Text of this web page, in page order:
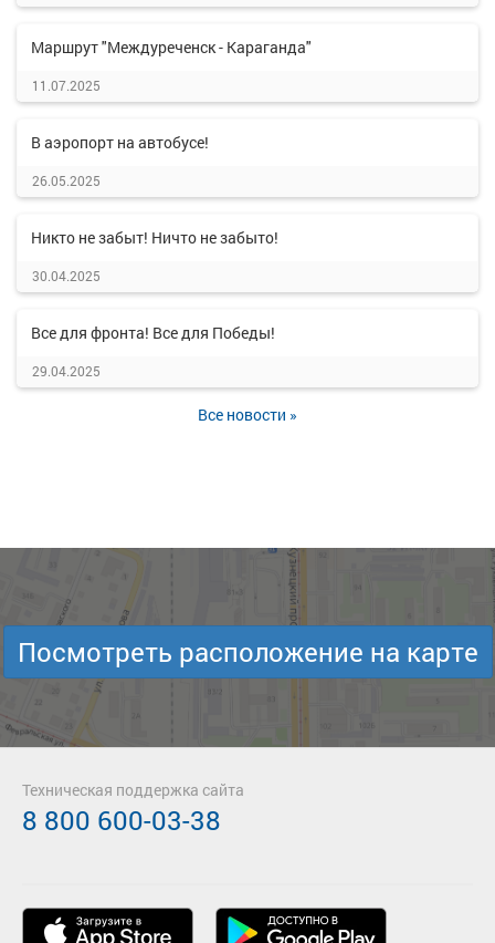
Маршрут "Междуреченск - Караганда"
11.07.2025
В аэропорт на автобусе!
26.05.2025
Никто не забыт! Ничто не забыто!
30.04.2025
Все для фронта! Все для Победы!
29.04.2025
Все новости »
Посмотреть расположение на карте
Техническая поддержка сайта
8 800 600-03-38